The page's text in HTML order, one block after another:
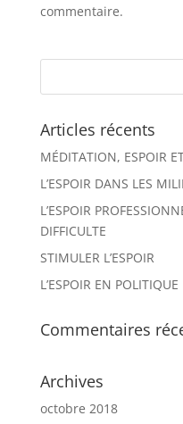
commentaire.
Articles récents
MÉDITATION, ESPOIR
L’ESPOIR DANS LES
L’ESPOIR
DIFFICULTE
STIMULER L’ESPOIR
L’ESPOIR EN POLITIQUE
Commentaires
Archives
octobre 2018